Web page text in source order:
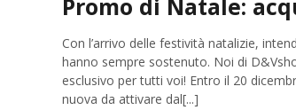
Promo di Natale:
Con l’arrivo delle festività natalizie,
hanno sempre sostenuto. Noi di
esclusivo per tutti voi! Entro il 20
nuova da attivare dal[...]